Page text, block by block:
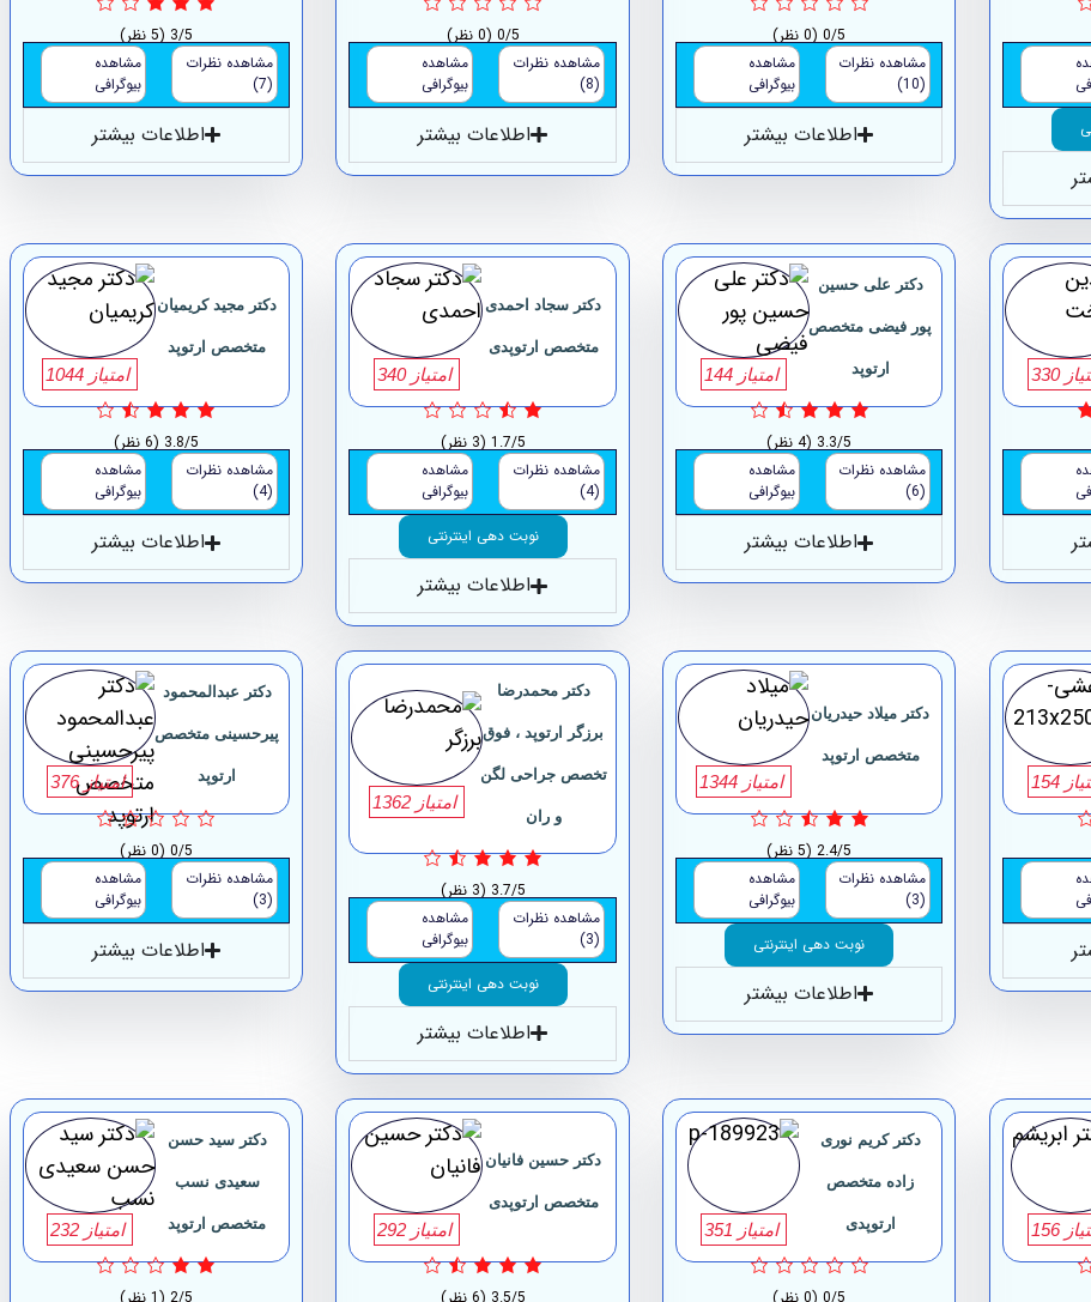
0/5 (0 نظر)
مشاهده نظرات
(10)
مشاهده
بیوگرافی
اطلاعات بیشتر
0/5 (0 نظر)
مشاهده نظرات
(8)
مشاهده
بیوگرافی
اطلاعات بیشتر
3/5 (5 نظر)
مشاهده نظرات
(7)
مشاهده
بیوگرافی
اطلاعات بیشتر
330
دکتر علی حسین
پور فیضی متخصص
ارتوپد امتیاز 144
3.3/5 (4 نظر)
مشاهده نظرات
(6)
مشاهده
بیوگرافی
اطلاعات بیشتر
دکتر سجاد احمدی
متخصص ارتوپدی
امتیاز 340
1.7/5 (3 نظر)
مشاهده نظرات
(4)
مشاهده
بیوگرافی
نوبت دهی اینترنتی
اطلاعات بیشتر
دکتر مجید کریمیان
متخصص ارتوپد
امتیاز 1044
3.8/5 (6 نظر)
مشاهده نظرات
(4)
مشاهده
بیوگرافی
اطلاعات بیشتر
154
دکتر میلاد حیدریان
متخصص ارتوپد
امتیاز 1344
2.4/5 (5 نظر)
مشاهده نظرات
(3)
مشاهده
بیوگرافی
نوبت دهی اینترنتی
اطلاعات بیشتر
دکتر محمدرضا
برزگر ارتوپد ، فوق
تخصص جراحی لگن
و ران
امتیاز 1362
3.7/5 (3 نظر)
مشاهده نظرات
(3)
مشاهده
بیوگرافی
نوبت دهی اینترنتی
اطلاعات بیشتر
دکتر عبدالمحمود
پیرحسینی متخصص
ارتوپد امتیاز 376
0/5 (0 نظر)
مشاهده نظرات
(3)
مشاهده
بیوگرافی
اطلاعات بیشتر
156
دکتر کریم نوری
زاده متخصص
ارتوپدی امتیاز 351
دکتر حسین فانیان
متخصص ارتوپدی
امتیاز 292
دکتر سید حسن
سعیدی نسب
متخصص ارتوپد امتیاز 232